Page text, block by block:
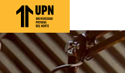
Pasar
contenido
principal